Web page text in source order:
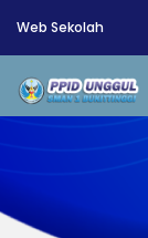
Web Sekolah